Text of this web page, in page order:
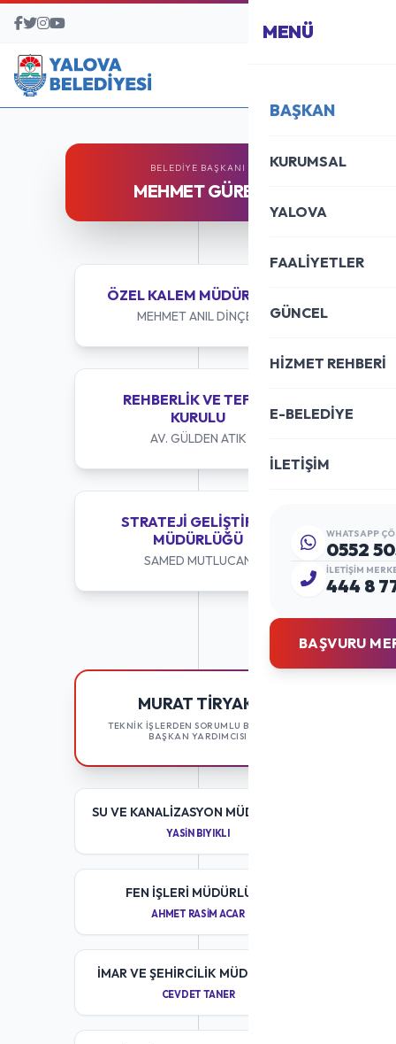
BAŞVURU MERKEZİ
MENÜ
BAŞKAN
KURUMSAL
YALOVA
FAALİYETLER
GÜNCEL
HİZMET REHBERİ
E-BELEDİYE
İLETİŞİM
WHATSAPP
0552
İLETIŞIM
444 8
BAŞVURU
BELEDIYE BAŞKANI
MEHMET GÜREL
ÖZEL KALEM MÜDÜRLÜĞÜ
MEHMET ANIL DİNÇER
REHBERLIK VE TEFTIŞ
KURULU
AV. GÜLDEN ATIK
STRATEJI GELIŞTIRME
MÜDÜRLÜĞÜ
SAMED MUTLUCAN
MURAT TIRYAKI
TEKNİK İŞLERDEN SORUMLU BELEDİYE
BAŞKAN YARDIMCISI
SU VE KANALIZASYON MÜDÜRLÜĞÜ
YASIN BIYIKLI
FEN İŞLERI MÜDÜRLÜĞÜ
AHMET RASIM ACAR
İMAR VE ŞEHIRCILIK MÜDÜRLÜĞÜ
CEVDET TANER